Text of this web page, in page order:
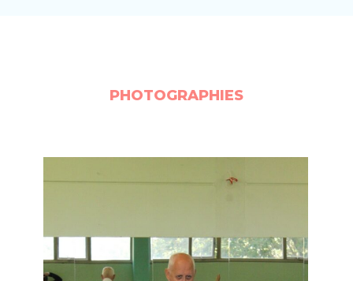
PHOTOGRAPHIES